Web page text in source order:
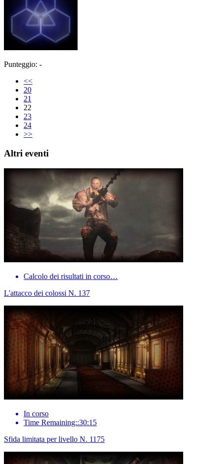
Punteggio: -
<<
20
21
22
23
24
>>
Altri eventi
Calcolo dei risultati in corso…
L'attacco dei colossi N. 137
In corso
Time Remaining::30:15
Sfida limitata per livello N. 1175